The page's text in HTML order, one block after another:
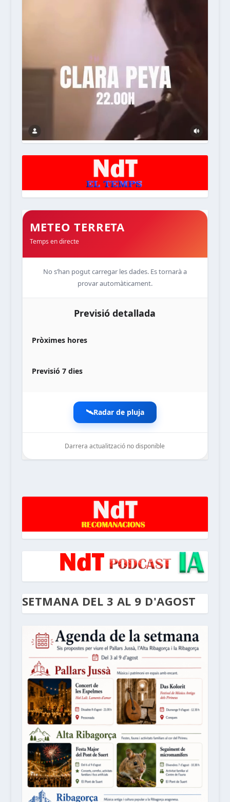
METEO TERRETA
Temps en directe
No s’han pogut carregar les dades. Es tornarà a
provar automàticament.
Previsió detallada
Pròximes hores
Previsió 7 dies
🛰️Radar de pluja
Darrera actualització no disponible
SETMANA DEL 3 AL 9 D'AGOST